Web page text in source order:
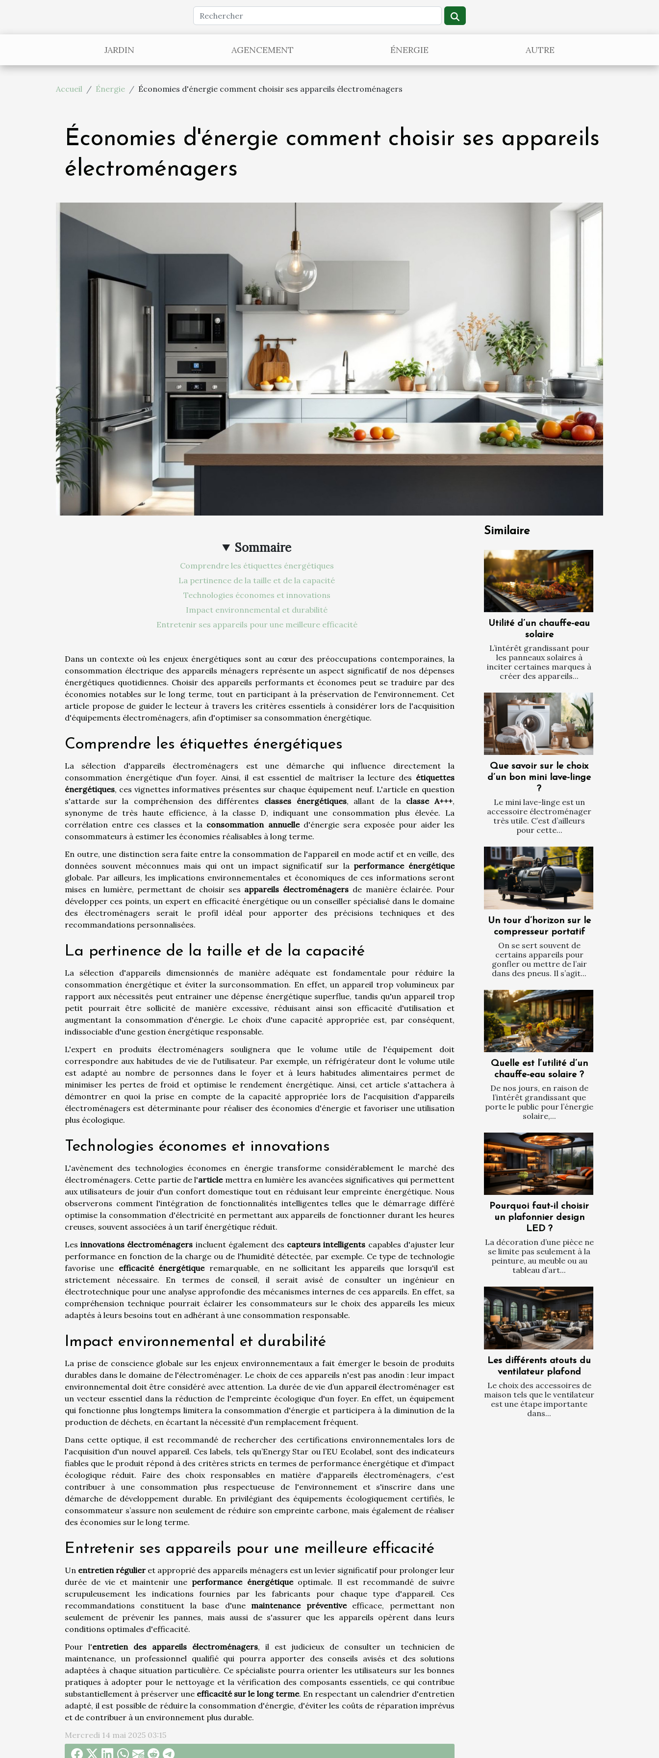
JARDIN AGENCEMENT ÉNERGIE AUTRE
Accueil Énergie Économies d'énergie comment choisir ses appareils électroménagers
Économies d'énergie comment choisir ses appareils
électroménagers
Sommaire
Comprendre les étiquettes énergétiques
La pertinence de la taille et de la capacité
Technologies économes et innovations
Impact environnemental et durabilité
Entretenir ses appareils pour une meilleure efficacité
Dans un contexte où les enjeux énergétiques sont au cœur des préoccupations contemporaines, la
consommation électrique des appareils ménagers représente un aspect significatif de nos dépenses
énergétiques quotidiennes. Choisir des appareils performants et économes peut se traduire par des
économies notables sur le long terme, tout en participant à la préservation de l'environnement. Cet
article propose de guider le lecteur à travers les critères essentiels à considérer lors de l'acquisition
d'équipements électroménagers, afin d'optimiser sa consommation énergétique.
Comprendre les étiquettes énergétiques
La sélection d'appareils électroménagers est une démarche qui influence directement la
consommation énergétique d'un foyer. Ainsi, il est essentiel de maîtriser la lecture des étiquettes
énergétiques, ces vignettes informatives présentes sur chaque équipement neuf. L'article en question
s'attarde sur la compréhension des différentes classes énergétiques, allant de la classe A+++,
synonyme de très haute efficience, à la classe D, indiquant une consommation plus élevée. La
corrélation entre ces classes et la consommation annuelled'énergie sera exposée pour aider les
consommateurs à estimer les économies réalisables à long terme.
En outre, une distinction sera faite entre la consommation de l'appareil en mode actif et en veille, des
données souvent méconnues mais qui ont un impact significatif sur la performance énergétique
globale. Par ailleurs, les implications environnementales et économiques de ces informations seront
mises en lumière, permettant de choisir ses appareils électroménagers de manière éclairée. Pour
développer ces points, un expert en efficacité énergétique ou un conseiller spécialisé dans le domaine
des électroménagers serait le profil idéal pour apporter des précisions techniques et des
recommandations personnalisées.
La pertinence de la taille et de la capacité
La sélection d'appareils dimensionnés de manière adéquate est fondamentale pour réduire la
consommation énergétique et éviter la surconsommation. En effet, un appareil trop volumineux par
rapport aux nécessités peut entrainer une dépense énergétique superflue, tandis qu'un appareil trop
petit pourrait être sollicité de manière excessive, réduisant ainsi son efficacité d'utilisation et
augmentant la consommation d'énergie. Le choix d'une capacité appropriée est, par conséquent,
indissociable d'une gestion énergétique responsable.
L'expert en produits électroménagers soulignera que le volume utile de l'équipement doit
correspondre aux habitudes de vie de l'utilisateur. Par exemple, un réfrigérateur dont le volume utile
est adapté au nombre de personnes dans le foyer et à leurs habitudes alimentaires permet de
minimiser les pertes de froid et optimise le rendement énergétique. Ainsi, cet article s'attachera à
démontrer en quoi la prise en compte de la capacité appropriée lors de l'acquisition d'appareils
électroménagers est déterminante pour réaliser des économies d'énergie et favoriser une utilisation
plus écologique.
Technologies économes et innovations
L'avènement des technologies économes en énergie transforme considérablement le marché des
électroménagers. Cette partie de l'articlemettra en lumière les avancées significatives qui permettent
aux utilisateurs de jouir d'un confort domestique tout en réduisant leur empreinte énergétique. Nous
observerons comment l'intégration de fonctionnalités intelligentes telles que le démarrage différé
optimise la consommation d'électricité en permettant aux appareils de fonctionner durant les heures
creuses, souvent associées à un tarif énergétique réduit.
Lesinnovations électroménagers incluent également des capteurs intelligents capables d'ajuster leur
performance en fonction de la charge ou de l'humidité détectée, par exemple. Ce type de technologie
favorise une efficacité énergétiqueremarquable, en ne sollicitant les appareils que lorsqu'il est
strictement nécessaire. En termes de conseil, il serait avisé de consulter un ingénieur en
électrotechnique pour une analyse approfondie des mécanismes internes de ces appareils. En effet, sa
compréhension technique pourrait éclairer les consommateurs sur le choix des appareils les mieux
adaptés à leurs besoins tout en adhérant à une consommation responsable.
Impact environnemental et durabilité
La prise de conscience globale sur les enjeux environnementaux a fait émerger le besoin de produits
durables dans le domaine de l'électroménager. Le choix de ces appareils n'est pas anodin : leur impact
environnemental doit être considéré avec attention. La durée de vie d’un appareil électroménager est
un vecteur essentiel dans la réduction de l'empreinte écologique d'un foyer. En effet, un équipement
qui fonctionne plus longtemps limitera la consommation d'énergie et participera à la diminution de la
production de déchets, en écartant la nécessité d'un remplacement fréquent.
Dans cette optique, il est recommandé de rechercher des certifications environnementales lors de
l'acquisition d'un nouvel appareil. Ces labels, tels qu’Energy Star ou l’EU Ecolabel, sont des indicateurs
fiables que le produit répond à des critères stricts en termes de performance énergétique et d'impact
écologique réduit. Faire des choix responsables en matière d'appareils électroménagers, c'est
contribuer à une consommation plus respectueuse de l'environnement et s'inscrire dans une
démarche de développement durable. En privilégiant des équipements écologiquement certifiés, le
consommateur s’assure non seulement de réduire son empreinte carbone, mais également de réaliser
des économies sur le long terme.
Entretenir ses appareils pour une meilleure efficacité
Un entretien régulier et approprié des appareils ménagers est un levier significatif pour prolonger leur
durée de vie et maintenir une performance énergétiqueoptimale. Il est recommandé de suivre
scrupuleusement les indications fournies par les fabricants pour chaque type d'appareil. Ces
recommandations constituent la base d'une maintenance préventiveefficace, permettant non
seulement de prévenir les pannes, mais aussi de s'assurer que les appareils opèrent dans leurs
conditions optimales d'efficacité.
Pour l'entretien des appareils électroménagers, il est judicieux de consulter un technicien de
maintenance, un professionnel qualifié qui pourra apporter des conseils avisés et des solutions
adaptées à chaque situation particulière. Ce spécialiste pourra orienter les utilisateurs sur les bonnes
pratiques à adopter pour le nettoyage et la vérification des composants essentiels, ce qui contribue
substantiellement à préserver une efficacité sur le long terme. En respectant un calendrier d'entretien
adapté, il est possible de réduire la consommation d'énergie, d'éviter les coûts de réparation imprévus
et de contribuer à un environnement plus durable.
Mercredi 14 mai 2025 03:15
Similaire
Utilité d’un chauffe-eau
solaire
L’intérêt grandissant pour
les panneaux solaires à
inciter certaines marques à
créer des appareils...
Que savoir sur le choix
d’un bon mini lave-linge
?
Le mini lave-linge est un
accessoire électroménager
très utile. C’est d’ailleurs
pour cette...
Un tour d’horizon sur le
compresseur portatif
On se sert souvent de
certains appareils pour
gonfler ou mettre de l’air
dans des pneus. Il s’agit...
Quelle est l’utilité d’un
chauffe-eau solaire ?
De nos jours, en raison de
l’intérêt grandissant que
porte le public pour l’énergie
solaire,...
Pourquoi faut-il choisir
un plafonnier design
LED ?
La décoration d’une pièce ne
se limite pas seulement à la
peinture, au meuble ou au
tableau d’art...
Les différents atouts du
ventilateur plafond
Le choix des accessoires de
maison tels que le ventilateur
est une étape importante
dans...